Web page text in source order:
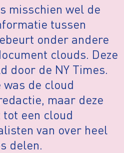
misschien wel de
tussen
onder andere
clouds. Deze
door de NY Times.
de cloud
maar deze
een cloud
van over heel
delen.